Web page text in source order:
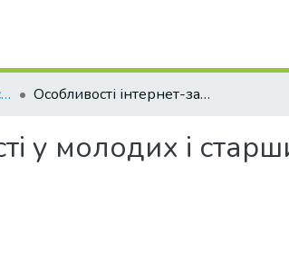
Факультет психології та соціальної роботи Особливості інтернет-залежності у молодих і старших підлітків
у молодих і